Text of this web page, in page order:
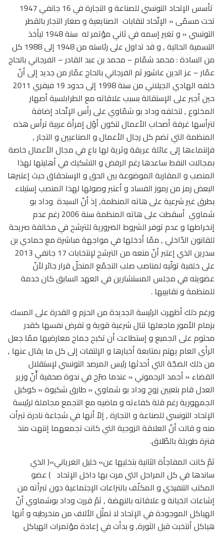
تأسس الإتحاد التونسي للصناعة و التجارة في 16 جانفي 1947
تحت مسمّى « الإتّحاد لنقابات الصنايعية و صغار التجار بالقطر
التونسي « و تغير إسمه في ثاني مؤتمر له سنة 1948 ليأخذ
التسمية الحالية , و قد تداول على رئاسته من 1948 إلى 1988 كل
من السادة : محمد شمّام – محمد بن عبد القادر – الفرجاني بالحاج
عمّار – عز الدين عاشور ثم الفرجاني بالحاج عمّار من جديد إلى أنّ
خلفه الهادي الجيلاني من سنة 1998 إلى حدود 19 فيفري 2011
حين أجبر على الإستقالة بسبب علاقاته مع الطرابلسية أصهار
المخلوع , لتخلفه وداد بو شمّاوي على رأس الإتّحاد إضافة
لترأسها غرفة أصحاب الأعمال لتكون أوّل إمرأة عربية ترأس هذه
المنظمة التي تضم كل رجال الأعمال و الصناعيين و التجار ,
فإنتماءها إلى عائلة عريقة وثرية لها باع في مجال الأعمال خاصة
بمجالات النفط ساعدها رغم الرفض و التشكيك في أهليتها لهذا
المنصب و المقاربة الموضوعة بين الحق و الإستحقاق حيث إعتبرها
البعض رمز من رموز الفساد و أعتبر وصولها لهذا المنصب إستيلاء
بطرق غير شرعية على هاته المنظمة, إذ أنّ السيدة وداد بو
شماوي أسقطت على هاته المنظمة سنة 2006 رغم عدم
إنخراطها و عدم توفر الشروط الضرورية للترشح في مخالفة صريحة
للقانون الدّاخلي , ممّا أدخلها في مواجهة مباشرة مع حمادي بن
سدرين الذي إعتبر أنّ منعه من الترشح لإنتخابات 17 جانفي 2013
على خلفية تولّيه لمناصب صلب التجمّع المنحلّ قرار جائر لأنّ
عضويته في مجلس المستشارين في العهد السابق كان خدمة
للمنظمة و نقابييها .
ورغم ذلك أظهرت الرئيسة الجديدة من الحزم و القدرة على المسك
بزمام الأمور ماجعلها تنال شرعية قوية و تفرض نفسها كقدر
محتوم على الجميع و إستطاعت أن تكبح جماح معارضيها ممّا جعل
الرأي العام يهتم بمتابعة أخبارها و الإلتفات إلى كل ما يقال عنها ,
من ذلك الضجّة التي أحدثها رئيس المرصد التونسي لإستقلال
القضاء « أحمد الرحموني « عندما صرّح في ندوة صحفية أّنّ وزير
العدل قام بتعيين زوج وداد بو شماوي « طارق شكيوة « كوكيل
الجمهورية رغم قلة كفاءته و ماضيه مع التجمع مجاملة لرئيسة
الإتحاد التونسي للصناعة و التجارة , إلاّ أنها في شجاعة نادرة تبرأت
منه و قالت أنّ العلاقة الزوجية التي كانت تجمعهما إنتهت منذ
فترة طويلة بالطّلاق.
ثمّ كانت المفاجأة الثانية بتخليها عن» خليل الغرياني»( الذي
ساندها في كل المراحل التي مرت بها داخل الإتحاد ) عضو
المكتب التنفيذي و المكلّف بالنزاعات الإجتماعية دون تبرأته من
إشاعات الخيانة و علاقاته بالنهضة , ثمّ قررت وداد بوشماوي أنّ
الهياكل الموجودة في الإتحاد لا تمثّل الألاف من منخرطيه و أنها
هياكل أنتخبت قبل الثورة, و بدأت في إعادة مؤتمرات الهياكل